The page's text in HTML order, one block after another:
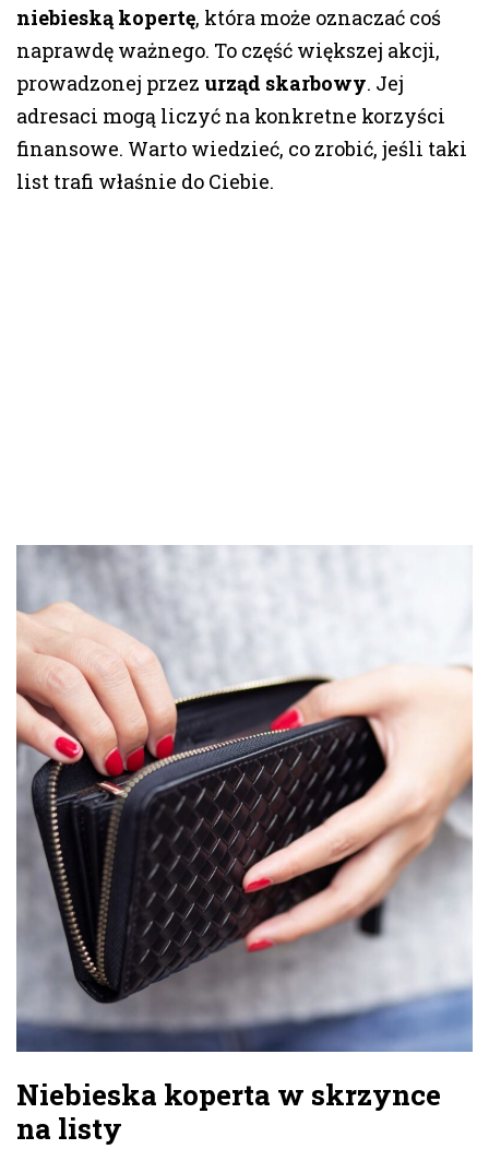
niebieską kopertę, która może oznaczać coś
naprawdę ważnego. To część większej akcji,
prowadzonej przez urząd skarbowy. Jej
adresaci mogą liczyć na konkretne korzyści
finansowe. Warto wiedzieć, co zrobić, jeśli taki
list trafi właśnie do Ciebie.
Niebieska koperta w skrzynce
na listy